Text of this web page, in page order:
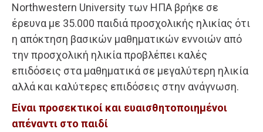
Northwestern University των ΗΠΑ βρήκε σε
έρευνα με 35.000 παιδιά προσχολικής ηλικίας ότι
η απόκτηση βασικών μαθηματικών εννοιών από
την προσχολική ηλικία προβλέπει καλές
επιδόσεις στα μαθηματικά σε μεγαλύτερη ηλικία
αλλά και καλύτερες επιδόσεις στην ανάγνωση.
Είναι προσεκτικοί και ευαισθητοποιημένοι
απέναντι στο παιδί